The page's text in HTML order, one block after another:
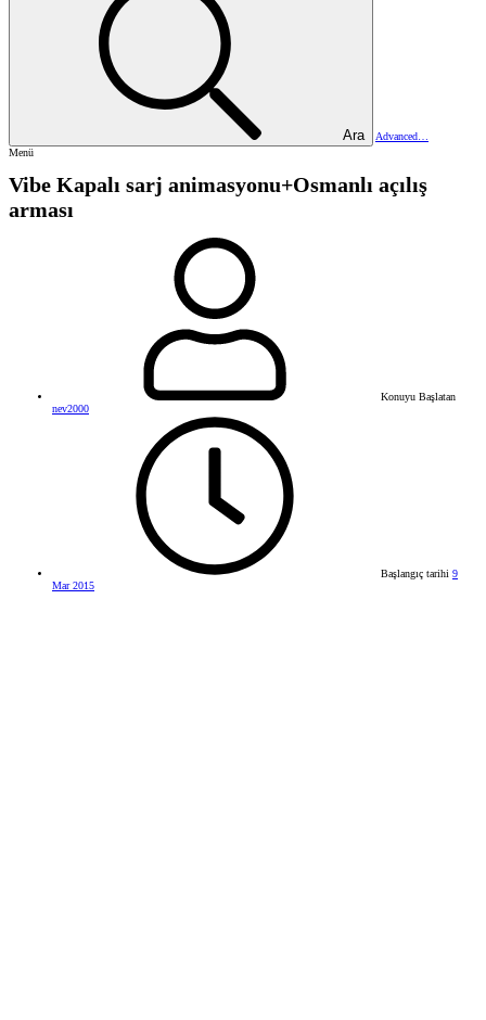
Ara
Advanced…
Menü
Vibe Kapalı sarj animasyonu+Osmanlı açılış
arması
Konuyu Başlatan
nev2000
Başlangıç tarihi 9
Mar 2015